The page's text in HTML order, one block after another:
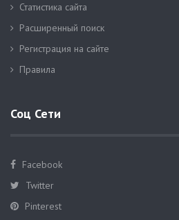
Статистика сайта
Расширенный поиск
Регистрация на сайте
Правила
Соц Сети
Facebook
Twitter
Pinterest